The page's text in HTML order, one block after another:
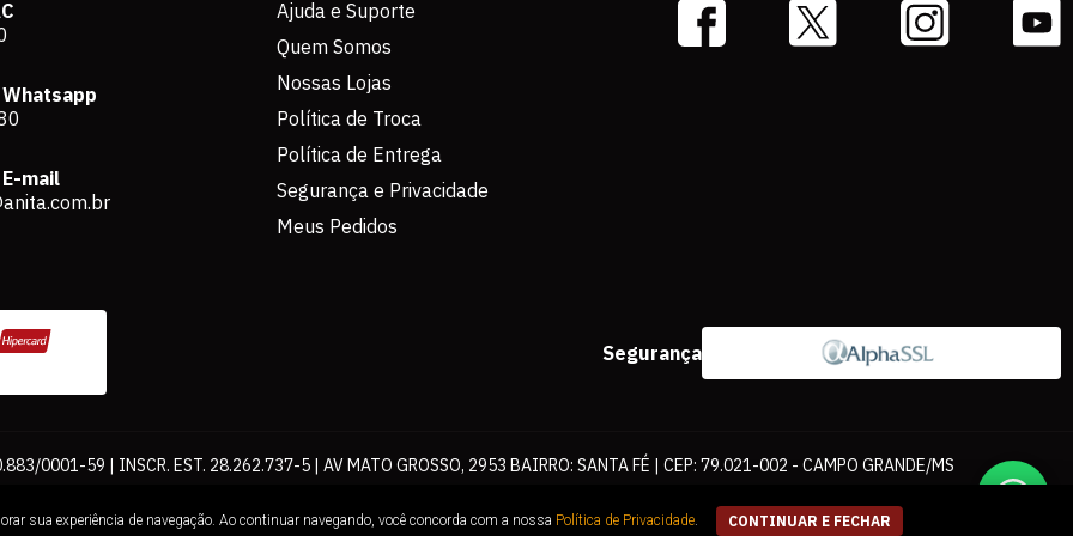
mail
Ajuda e Suporte
Quem Somos
Nossas Lojas
Política de Troca
Política de Entrega
Segurança e Privacidade
Meus Pedidos
Segurança
0001-59 | INSCR. EST. 28.262.737-5 | AV MATO GROSSO, 2953 BAIRRO: SANTA FÉ | CEP: 79.021-002 - CAMPO GRANDE/MS
Loja. É proibida a utilização total ou parcial sem nossa autorização.
sua experiência de navegação. Ao continuar navegando, você concorda com a nossa Política de Privacidade CONTINUAR E FECHAR